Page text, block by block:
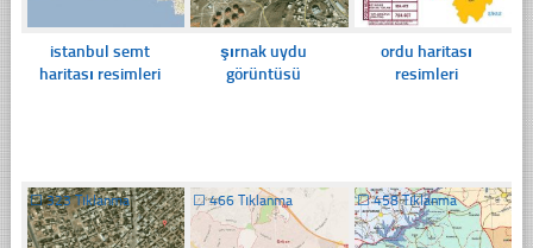
istanbul semt
haritası resimleri
şırnak uydu
görüntüsü
ordu haritası
resimleri
☐323 Tıklanma ☐466 Tıklanma ☐458 Tıklanma